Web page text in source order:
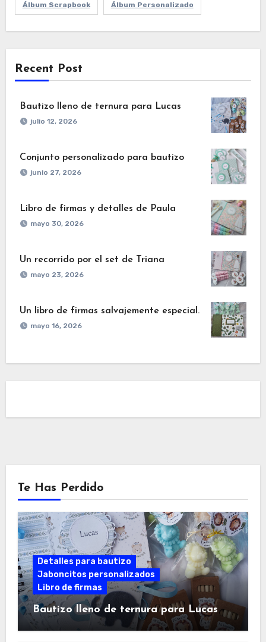
Álbum Scrapbook Álbum Personalizado
Recent Post
Bautizo lleno de ternura para Lucas
julio 12, 2026
Conjunto personalizado para bautizo
junio 27, 2026
Libro de firmas y detalles de Paula
mayo 30, 2026
Un recorrido por el set de Triana
mayo 23, 2026
Un libro de firmas salvajemente especial.
mayo 16, 2026
Te Has Perdido
Detalles para bautizo
Jaboncitos personalizados
Libro de firmas
Bautizo lleno de ternura para Lucas